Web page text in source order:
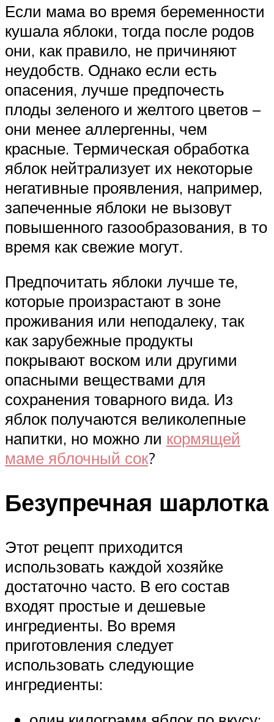
Если мама во время беременности
кушала яблоки, тогда после родов
они, как правило, не причиняют
неудобств. Однако если есть
опасения, лучше предпочесть
плоды зеленого и желтого цветов –
они менее аллергенны, чем
красные. Термическая обработка
яблок нейтрализует их некоторые
негативные проявления, например,
запеченные яблоки не вызовут
повышенного газообразования, в то
время как свежие могут.
Предпочитать яблоки лучше те,
которые произрастают в зоне
проживания или неподалеку, так
как зарубежные продукты
покрывают воском или другими
опасными веществами для
сохранения товарного вида. Из
яблок получаются великолепные
напитки, но можно ли кормящей
маме яблочный сок?
Безупречная шарлотка
Этот рецепт приходится
использовать каждой хозяйке
достаточно часто. В его состав
входят простые и дешевые
ингредиенты. Во время
приготовления следует
использовать следующие
ингредиенты: